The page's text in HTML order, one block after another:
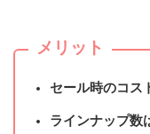
メリット
セール時のコス
ラインナップ数